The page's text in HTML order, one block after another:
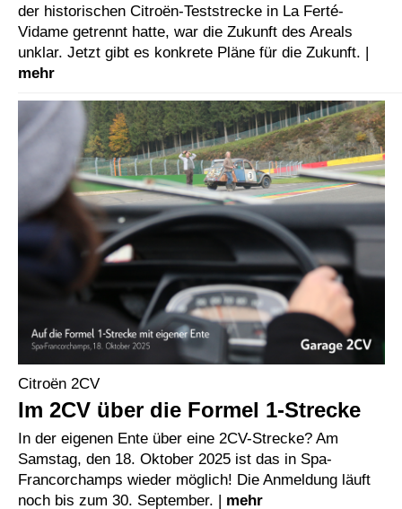
der historischen Citroën-Teststrecke in La Ferté-
Vidame getrennt hatte, war die Zukunft des Areals
unklar. Jetzt gibt es konkrete Pläne für die Zukunft. |
mehr
Citroën 2CV
Im 2CV über die Formel 1-Strecke
In der eigenen Ente über eine 2CV-Strecke? Am
Samstag, den 18. Oktober 2025 ist das in Spa-
Francorchamps wieder möglich! Die Anmeldung läuft
noch bis zum 30. September. | mehr